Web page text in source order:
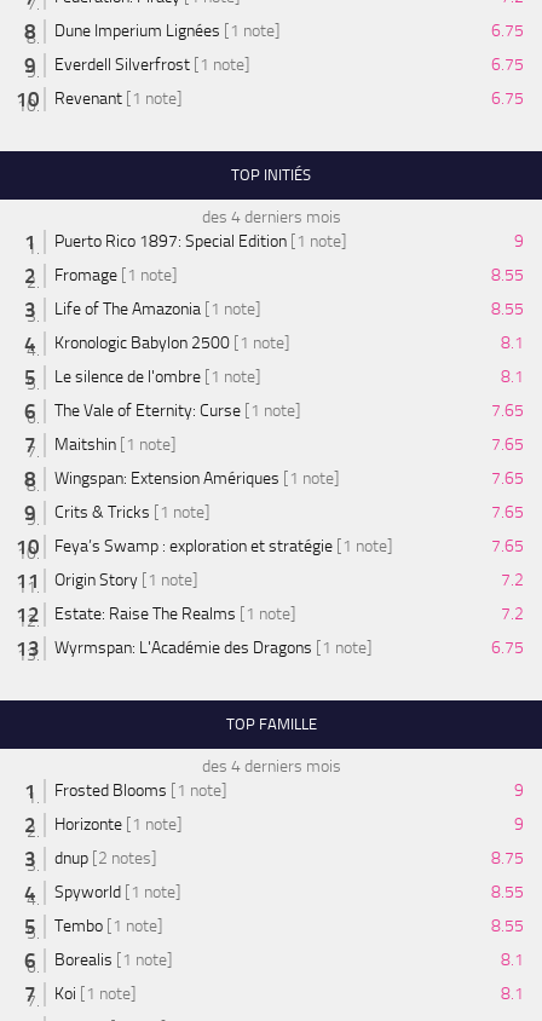
Dune Imperium Lignées [1 note]
6.75
Everdell Silverfrost [1 note]
6.75
Revenant [1 note] 6.75
TOP INITIÉS
des 4 derniers mois
Puerto Rico 1897: Special Edition [1 note]
9
Fromage [1 note]
8.55
Life of The Amazonia [1 note]
8.55
Kronologic Babylon 2500 [1 note]
8.1
Le silence de l'ombre [1 note]
8.1
The Vale of Eternity: Curse [1 note]
7.65
Maitshin [1 note]
7.65
Wingspan: Extension Amériques [1 note]
7.65
Crits & Tricks [1 note]
7.65
Feya’s Swamp : exploration et stratégie [1 note]
7.65
Origin Story [1 note]
7.2
Estate: Raise The Realms [1 note]
7.2
Wyrmspan: L'Académie des Dragons [1 note] 6.75
TOP FAMILLE
des 4 derniers mois
Frosted Blooms [1 note]
9
Horizonte [1 note]
9
dnup [2 notes]
8.75
Spyworld [1 note]
8.55
Tembo [1 note]
8.55
Borealis [1 note]
8.1
Koi [1 note]
8.1